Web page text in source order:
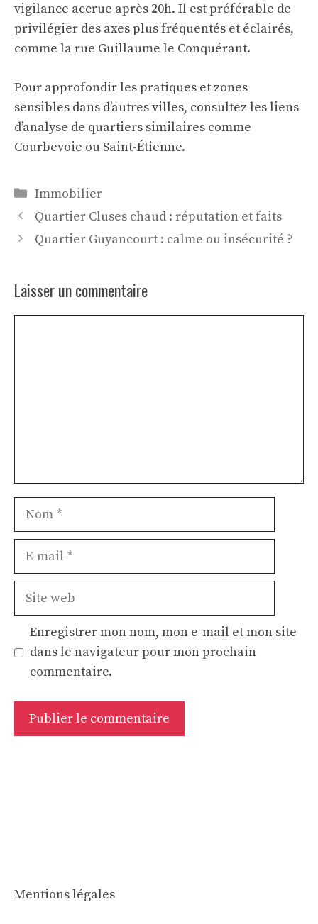
vigilance accrue après 20h. Il est préférable de
privilégier des axes plus fréquentés et éclairés,
comme la rue Guillaume le Conquérant.
Pour approfondir les pratiques et zones
sensibles dans d’autres villes, consultez les liens
d’analyse de quartiers similaires comme
Courbevoie ou Saint-Étienne.
Catégories
Immobilier
Quartier Cluses chaud : réputation et faits
Quartier Guyancourt : calme ou insécurité ?
Laisser un commentaire
Nom
Site
Enregistrer mon nom, mon e-mail et mon site
dans le navigateur pour mon prochain
commentaire.
Mentions légales